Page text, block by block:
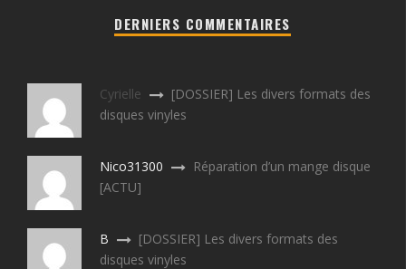
DERNIERS COMMENTAIRES
Cyrielle
[DOSSIER] Les divers formats des
disques vinyles
Nico31300
Réparation d’un mange disque
[ACTU]
B
[DOSSIER] Les divers formats des
disques vinyles